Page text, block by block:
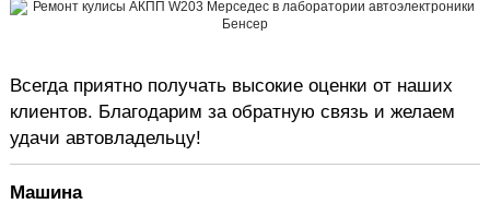
Всегда приятно получать высокие оценки от наших
клиентов. Благодарим за обратную связь и желаем
удачи автовладельцу!
Машина